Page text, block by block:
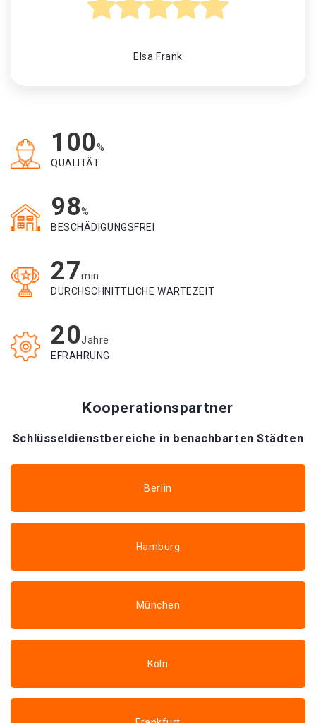
Elsa Frank
100%
QUALITÄT
98%
BESCHÄDIGUNGSFREI
27min
DURCHSCHNITTLICHE WARTEZEIT
20Jahre
EFRAHRUNG
Kooperationspartner
Schlüsseldienstbereiche in benachbarten Städten
Berlin
Hamburg
München
Köln